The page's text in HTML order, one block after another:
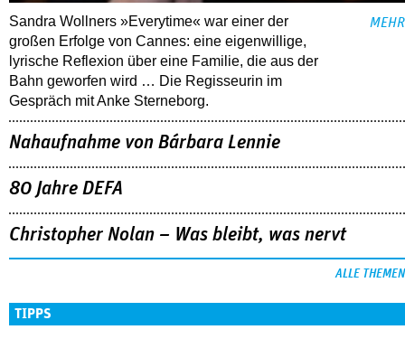
Sandra Wollners »Everytime« war einer der
großen Erfolge von Cannes: eine eigenwillige,
lyrische Reflexion über eine ­Familie, die aus der
Bahn geworfen wird … Die Regisseurin im
Gespräch mit Anke Sterneborg.
MEHR
Nahaufnahme von Bárbara Lennie
80 Jahre DEFA
Christopher Nolan – Was bleibt, was nervt
ALLE THEMEN
TIPPS